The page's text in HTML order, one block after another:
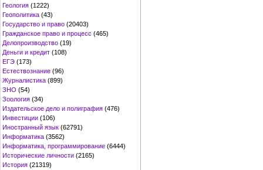
Геология (1222)
Геополитика (43)
Государство и право (20403)
Гражданское право и процесс (465)
Делопроизводство (19)
Деньги и кредит (108)
ЕГЭ (173)
Естествознание (96)
Журналистика (899)
ЗНО (54)
Зоология (34)
Издательское дело и полиграфия (476)
Инвестиции (106)
Иностранный язык (62791)
Информатика (3562)
Информатика, программирование (6444)
Исторические личности (2165)
История (21319)